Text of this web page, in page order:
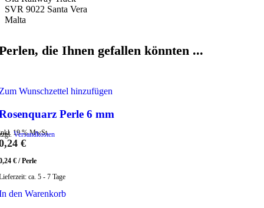
SVR 9022 Santa Vera
Malta
die Ihnen gefallen könnten ...
Wunschzettel hinzufügen
Perle 6 mm
19 % MwSt.
Versandkosten
€
€ /Perle
ca. 5 - 7 Tage
den Warenkorb